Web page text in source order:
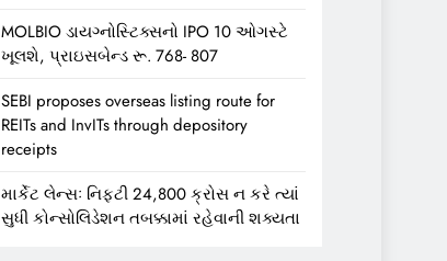
MOLBIO ડાયગ્નોસ્ટિક્સનો IPO 10 ઓગસ્ટે
ખૂલશે, પ્રાઇસબેન્ડ રૂ. 768- 807
SEBI proposes overseas listing route for
REITs and InvITs through depository
receipts
માર્કેટ લેન્સઃ નિફ્ટી 24,800 ક્રોસ ન કરે ત્યાં
સુધી કોન્સોલિડેશન તબક્કામાં રહેવાની શક્યતા